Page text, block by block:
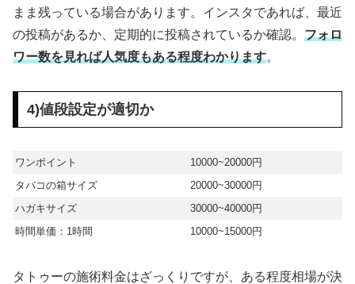
まま残っている場合があります。インスタであれば、最近
の投稿があるか、定期的に投稿されているか確認。 フォロ
ワー数を見れば人気度もある程度わかります。
4)値段設定が適切か
ワンポイント
10000~20000円
タバコの箱サイズ
20000~30000円
ハガキサイズ
30000~40000円
時間単価：1時間
10000~15000円
タトゥーの施術料金はざっくりですが、ある程度相場が決